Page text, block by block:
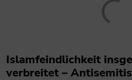
Islamfeindlichkeit
verbreitet –